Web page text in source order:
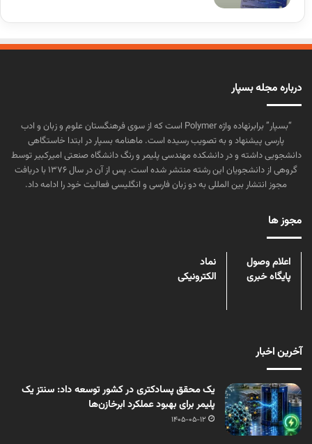
درباره مجله بسپار
“بسپار” برابرنهاده واژه Polymer است که از سوی فرهنگستان علوم و زبان و ادب
پارسی پیشنهاد و به تصویب رسیده است. ماهنامه بسپار در ابتدا خاستگاهی
دانشجویی داشته و در دانشکده مهندسی پلیمر و رنگ دانشگاه صنعتی امیرکبیر توسط
گروهی از دانشجویان این رشته منتشر شده است. پس از آن در سال ۱۳۷۶ با دریافت
مجوز انتشار بین المللی به دو زبان فارسی و انگلیسی فعالیت خود را ادامه داد.
مجوز ها
اعلام وصول
پایگاه خبری
نماد
الکترونیکی
آخرین اخبار
یک محقق پسادکتری در کشور توسعه داد: سنتز یک
پلیمر برای بهبود عملکرد ابرخازن‌ها
1405-05-12